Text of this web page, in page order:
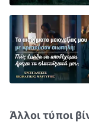
Άλλοι τύποι